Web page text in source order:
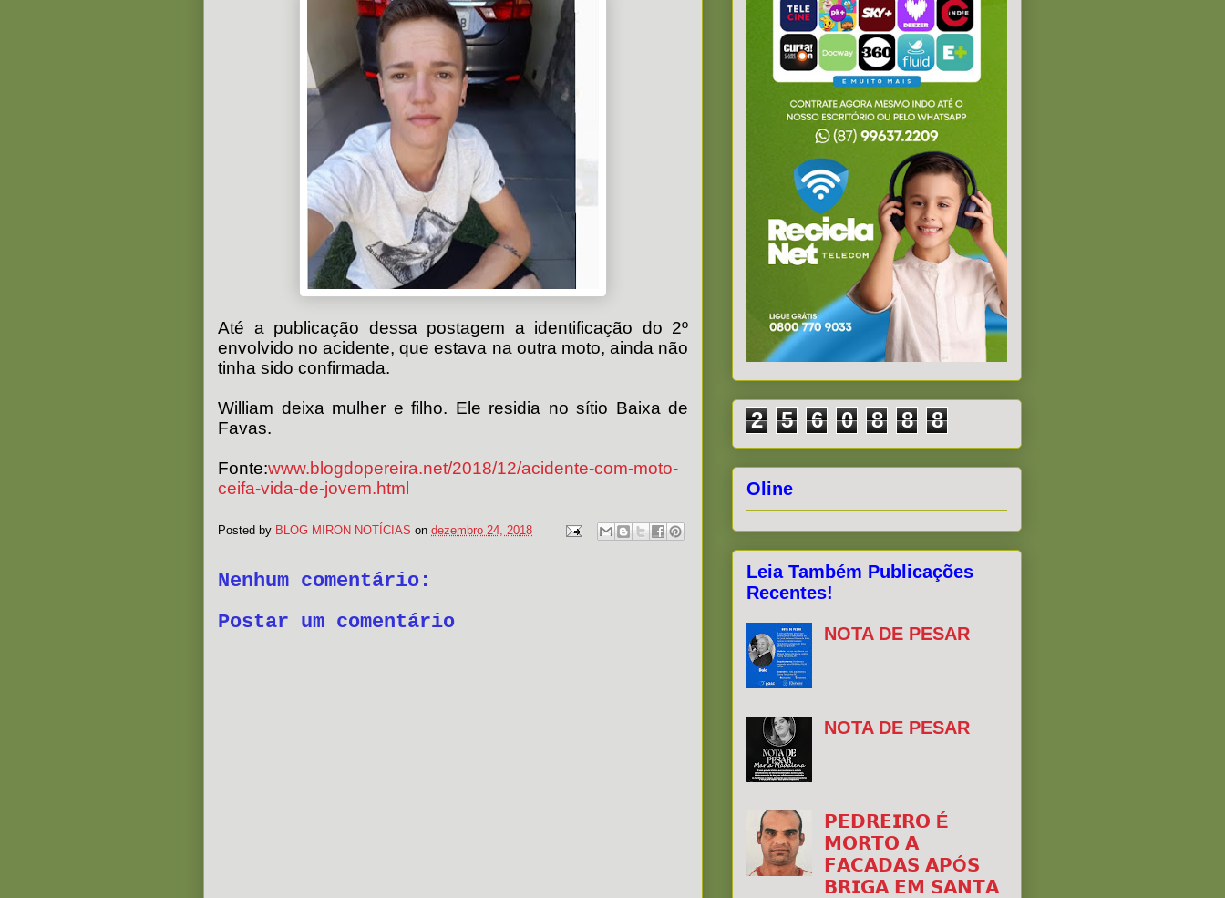
Até a publicação dessa postagem a identificação do 2º
envolvido no acidente, que estava na outra moto, ainda não
tinha sido confirmada.
William deixa mulher e filho. Ele residia no sítio Baixa de
Favas.
Fonte:www.blogdopereira.net/2018/12/acidente-com-moto-
ceifa-vida-de-jovem.html
Posted by BLOG MIRON NOTÍCIAS on dezembro 24, 2018
Nenhum comentário:
Postar um comentário
2 5 6 0 8 8 8
Oline
Leia Também Publicações
Recentes!
NOTA DE PESAR
NOTA DE PESAR
𝗣𝗘𝗗𝗥𝗘𝗜𝗥𝗢 É
𝗠𝗢𝗥𝗧𝗢 𝗔
𝗙𝗔𝗖𝗔𝗗𝗔𝗦 𝗔𝗣Ó𝗦
𝗕𝗥𝗜𝗚𝗔 𝗘𝗠 𝗦𝗔𝗡𝗧𝗔